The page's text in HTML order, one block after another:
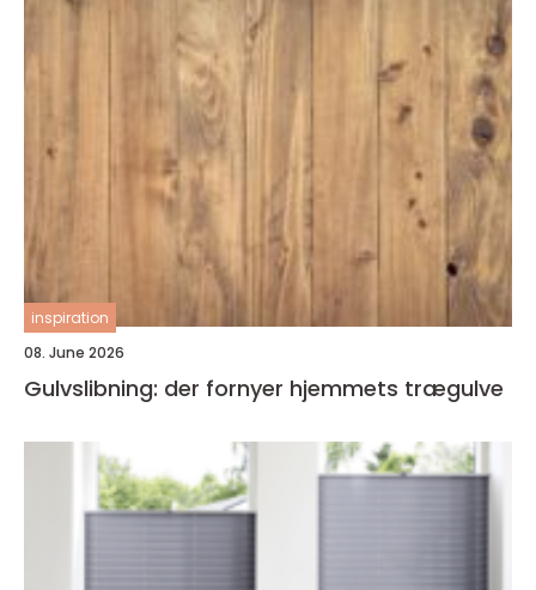
inspiration
08. June 2026
Gulvslibning: der fornyer hjemmets trægulve